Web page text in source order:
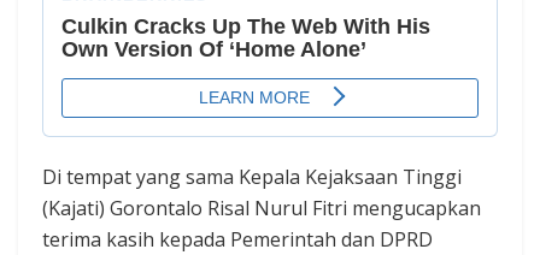
Di tempat yang sama Kepala Kejaksaan Tinggi
(Kajati) Gorontalo Risal Nurul Fitri mengucapkan
terima kasih kepada Pemerintah dan DPRD